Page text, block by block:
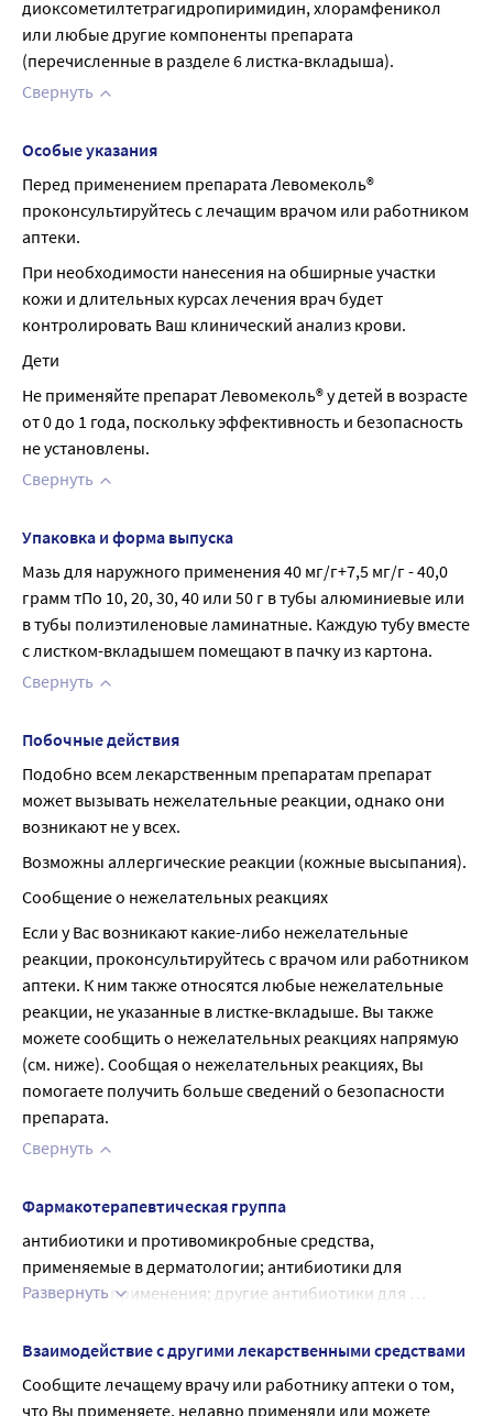
диоксометилтетрагидропиримидин, хлорамфеникол
или любые другие компоненты препарата
(перечисленные в разделе 6 листка-вкладыша).
Свернуть
Особые указания
Перед применением препарата Левомеколь®
проконсультируйтесь с лечащим врачом или работником
аптеки.
При необходимости нанесения на обширные участки
кожи и длительных курсах лечения врач будет
контролировать Ваш клинический анализ крови.
Дети
Не применяйте препарат Левомеколь® у детей в возрасте
от 0 до 1 года, поскольку эффективность и безопасность
не установлены.
Свернуть
Упаковка и форма выпуска
Мазь для наружного применения 40 мг/г+7,5 мг/г - 40,0
грамм тПо 10, 20, 30, 40 или 50 г в тубы алюминиевые или
в тубы полиэтиленовые ламинатные. Каждую тубу вместе
с листком-вкладышем помещают в пачку из картона.
Свернуть
Побочные действия
Подобно всем лекарственным препаратам препарат
может вызывать нежелательные реакции, однако они
возникают не у всех.
Возможны аллергические реакции (кожные высыпания).
Сообщение о нежелательных реакциях
Если у Вас возникают какие-либо нежелательные
реакции, проконсультируйтесь с врачом или работником
аптеки. К ним также относятся любые нежелательные
реакции, не указанные в листке-вкладыше. Вы также
можете сообщить о нежелательных реакциях напрямую
(см. ниже). Сообщая о нежелательных реакциях, Вы
помогаете получить больше сведений о безопасности
препарата.
Свернуть
Фармакотерапевтическая группа
антибиотики и противомикробные средства,
применяемые в дерматологии; антибиотики для
наружного применения; другие антибиотики для
Развернуть
Взаимодействие с другими лекарственными средствами
Сообщите лечащему врачу или работнику аптеки о том,
что Вы применяете, недавно применяли или можете